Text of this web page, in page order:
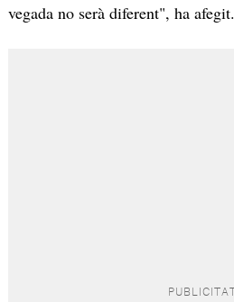
vegada no serà diferent", ha afegit.